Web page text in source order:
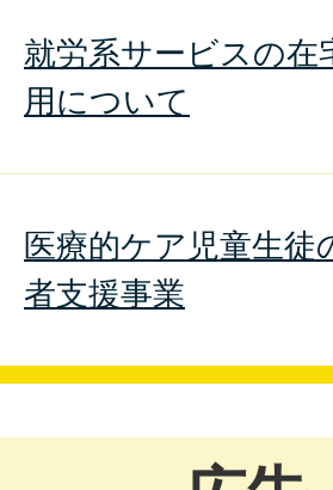
就労系サービスの在
用について
医療的ケア児童生徒
者支援事業